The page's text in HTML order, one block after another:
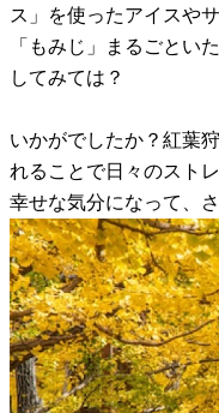
ス」を使ったアイスや
「もみじ」まるごとい
してみては？
いかがでしたか？紅葉
れることで日々のスト
幸せな気分になって、